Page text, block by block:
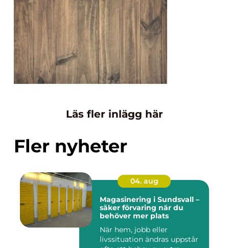
Läs fler inlägg här
Fler nyheter
04. aug
Magasinering i Sundsvall –
säker förvaring när du
behöver mer plats
När hem, jobb eller
livssituation ändras uppstår